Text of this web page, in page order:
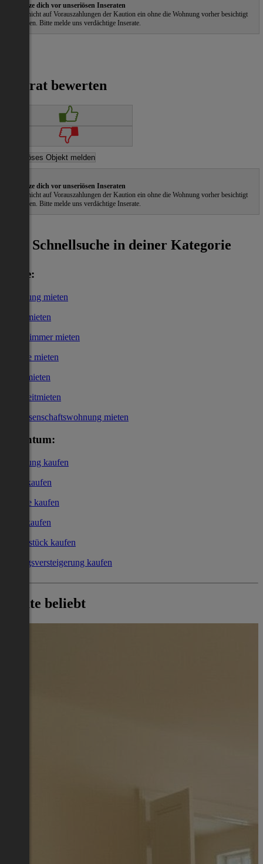
Schütze dich vor unseriösen Inseraten
Gehe nicht auf Vorauszahlungen der Kaution ein ohne die Wohnung vorher besichtigt
zu haben. Bitte melde uns verdächtige Inserate.
Inserat bewerten
Schütze dich vor unseriösen Inseraten
Gehe nicht auf Vorauszahlungen der Kaution ein ohne die Wohnung vorher besichtigt
zu haben. Bitte melde uns verdächtige Inserate.
Schnellsuche in deiner Kategorie
Miete:
Wohnung mieten
Haus mieten
WG-Zimmer mieten
Garage mieten
Büro mieten
Kurzzeitmieten
Genossenschaftswohnung mieten
Eigentum:
Wohnung kaufen
Haus kaufen
Garage kaufen
Büro kaufen
Grundstück kaufen
Zwangsversteigerung kaufen
Heute beliebt